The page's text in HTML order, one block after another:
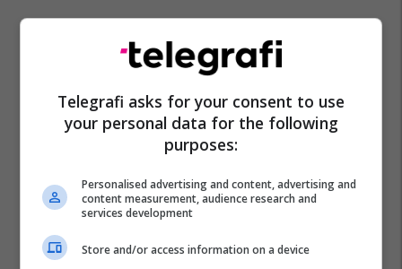
Telegrafi asks for your consent to use
your personal data for the following
purposes:
Personalised advertising and content, advertising and
content measurement, audience research and
services development
Store and/or access information on a device